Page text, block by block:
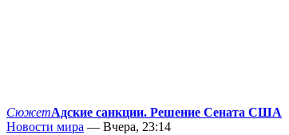
СюжетАдские санкции. Решение Сената США
Новости мира — Вчера, 23:14